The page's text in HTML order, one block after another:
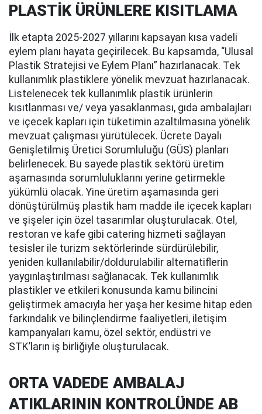
PLASTİK ÜRÜNLERE KISITLAMA
İlk etapta 2025-2027 yıllarını kapsayan kısa vadeli
eylem planı hayata geçirilecek. Bu kapsamda, “Ulusal
Plastik Stratejisi ve Eylem Planı” hazırlanacak. Tek
kullanımlık plastiklere yönelik mevzuat hazırlanacak.
Listelenecek tek kullanımlık plastik ürünlerin
kısıtlanması ve/ veya yasaklanması, gıda ambalajları
ve içecek kapları için tüketimin azaltılmasına yönelik
mevzuat çalışması yürütülecek. Ücrete Dayalı
Genişletilmiş Üretici Sorumluluğu (GÜS) planları
belirlenecek. Bu sayede plastik sektörü üretim
aşamasında sorumluluklarını yerine getirmekle
yükümlü olacak. Yine üretim aşamasında geri
dönüştürülmüş plastik ham madde ile içecek kapları
ve şişeler için özel tasarımlar oluşturulacak. Otel,
restoran ve kafe gibi catering hizmeti sağlayan
tesisler ile turizm sektörlerinde sürdürülebilir,
yeniden kullanılabilir/doldurulabilir alternatiflerin
yaygınlaştırılması sağlanacak. Tek kullanımlık
plastikler ve etkileri konusunda kamu bilincini
geliştirmek amacıyla her yaşa her kesime hitap eden
farkındalık ve bilinçlendirme faaliyetleri, iletişim
kampanyaları kamu, özel sektör, endüstri ve
STK’ların iş birliğiyle oluşturulacak.
ORTA VADEDE AMBALAJ
ATIKLARININ KONTROLÜNDE AB